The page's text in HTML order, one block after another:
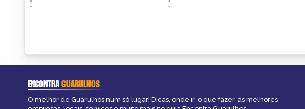
ENCONTRAGUARULHOS
O melhor de Guarulhos num só lugar! Dicas, onde ir, o que fazer, as melhores